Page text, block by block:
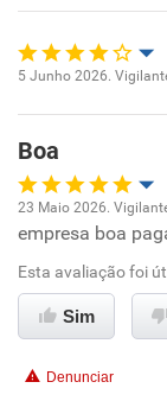
Recomenda
Ambiente de
Conciliação
Benefícios
Recomenda
Não
5 Junho 2026.
Boa
Oportunidade
Ambiente de
23 Maio 2026.
empresa boa
Esta avaliação foi
Sim
Denunciar